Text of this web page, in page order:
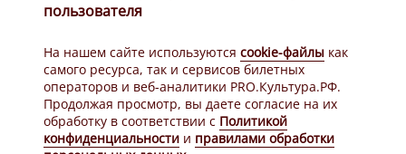
https://max.ru/id2721140801_gos
пользователя
На нашем сайте используются cookie-файлы как
самого ресурса, так и сервисов билетных
операторов и веб-аналитики PRO.Культура.РФ.
Продолжая просмотр, вы даете согласие на их
обработку в соответствии с Политикой
конфиденциальности и правилами обработки